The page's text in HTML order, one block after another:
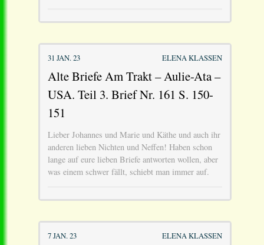
31 JAN. 23 ELENA KLASSEN
Alte Briefe Am Trakt – Aulie-Ata –
USA. Teil 3. Brief Nr. 161 S. 150-
151
Lieber Johannes und Marie und Käthe und auch ihr
anderen lieben Nichten und Neffen! Haben schon
lange auf eure lieben Briefe antworten wollen, aber
was einem schwer fällt, schiebt man immer auf.
7 JAN. 23 ELENA KLASSEN